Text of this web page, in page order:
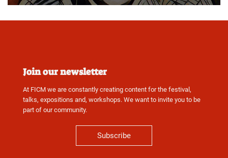
Join our newsletter
At FICM we are constantly creating content for the festival,
talks, expositions and, workshops. We want to invite you to be
part of our community.
Subscribe